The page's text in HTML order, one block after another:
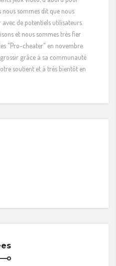
sommes dit que nous
de potentiels utilisateurs.
et nous sommes très fier
"Pro-cheater" en novembre
grossir grâce à sa communauté
soutient et à très bientôt en